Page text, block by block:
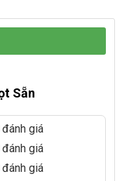
Sẵn
giá
giá
giá